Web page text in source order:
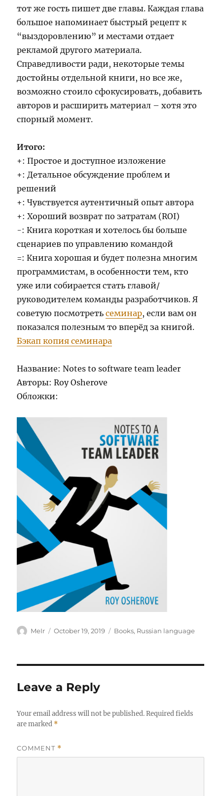
тот же гость пишет две главы. Каждая глава
большое напоминает быстрый рецепт к
“выздоровлению” и местами отдает
рекламой другого материала.
Справедливости ради, некоторые темы
достойны отдельной книги, но все же,
возможно стоило сфокусировать, добавить
авторов и расширить материал – хотя это
спорный момент.
Итого:
+: Простое и доступное изложение
+: Детальное обсуждение проблем и
решений
+: Чувствуется аутентичный опыт автора
+: Хороший возврат по затратам (ROI)
-: Книга короткая и хотелось бы больше
сценариев по управлению командой
=: Книга хорошая и будет полезна многим
программистам, в особенности тем, кто
уже или собирается стать главой/
руководителем команды разработчиков. Я
советую посмотретьсеминар, если вам он
показался полезным то вперёд за книгой.
Бэкап копия семинара
Название: Notes to software team leader
Авторы: Roy Osherove
Обложки:
Author
MeIr
Posted
October 19, 2019 Categories
Books, Russian language
Leave a Reply
Your email address will not be published. Required fields
are marked *
COMMENT *